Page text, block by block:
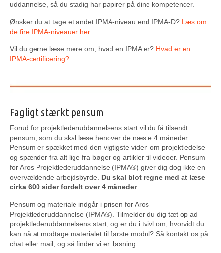
uddannelse, så du stadig har papirer på dine kompetencer.
Ønsker du at tage et andet IPMA-niveau end IPMA-D? Læs om
de fire IPMA-niveauer her.
Vil du gerne læse mere om, hvad en IPMA er? Hvad er en
IPMA-certificering?
Fagligt stærkt pensum
Forud for projektlederuddannelsens start vil du få tilsendt
pensum, som du skal læse henover de næste 4 måneder.
Pensum er spækket med den vigtigste viden om projektledelse
og spænder fra alt lige fra bøger og artikler til videoer. Pensum
for Aros Projektlederuddannelse (IPMA®) giver dig dog ikke en
overvældende arbejdsbyrde. Du skal blot regne med at læse
cirka 600 sider fordelt over 4 måneder.
Pensum og materiale indgår i prisen for Aros
Projektlederuddannelse (IPMA®). Tilmelder du dig tæt op ad
projektlederuddannelsens start, og er du i tvivl om, hvorvidt du
kan nå at modtage materialet til første modul? Så kontakt os på
chat eller mail, og så finder vi en løsning.